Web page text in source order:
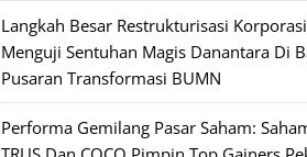
Langkah Besar Restrukturisasi
Menguji Sentuhan Magis Danantara Di
Pusaran Transformasi BUMN
Performa Gemilang Pasar Saham: